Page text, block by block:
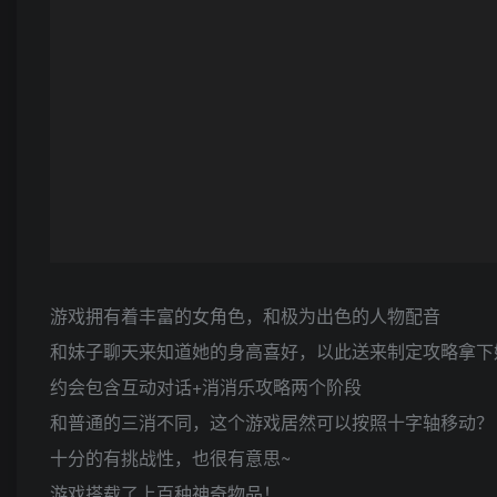
游戏拥有着丰富的女角色，和极为出色的人物配音
和妹子聊天来知道她的身高喜好，以此送来制定攻略拿
约会包含互动对话+消消乐攻略两个阶段
和普通的三消不同，这个游戏居然可以按照十字轴移动？
十分的有挑战性，也很有意思~